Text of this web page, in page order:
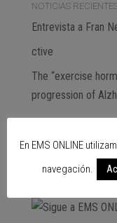
NOTICIAS
Entrevista a Fran
ctive
The “exercise
progression of
SIGUENOS EN…
En EMS ONLINE
navegación.